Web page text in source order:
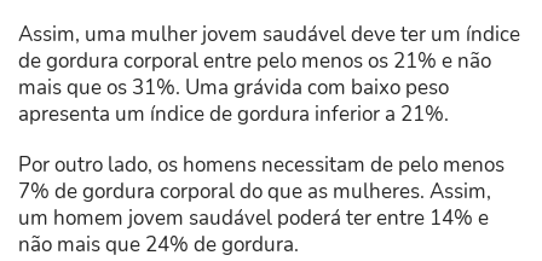
Assim, uma mulher jovem saudável deve ter um índice
de gordura corporal entre pelo menos os 21% e não
mais que os 31%. Uma grávida com baixo peso
apresenta um índice de gordura inferior a 21%.
Por outro lado, os homens necessitam de pelo menos
7% de gordura corporal do que as mulheres. Assim,
um homem jovem saudável poderá ter entre 14% e
não mais que 24% de gordura.